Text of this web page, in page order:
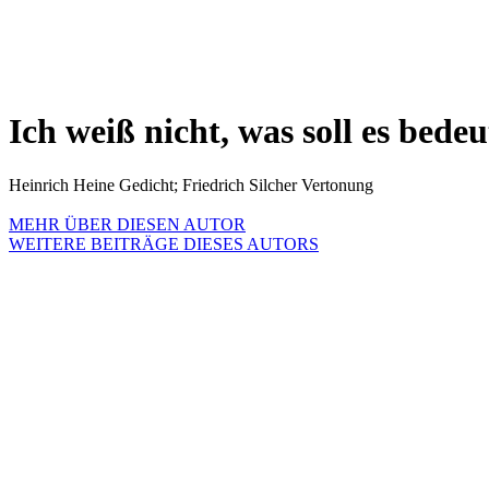
Ich weiß nicht, was soll es
Heinrich Heine Gedicht; Friedrich Silcher Vertonung
MEHR ÜBER DIESEN AUTOR
WEITERE BEITRÄGE DIESES AUTORS